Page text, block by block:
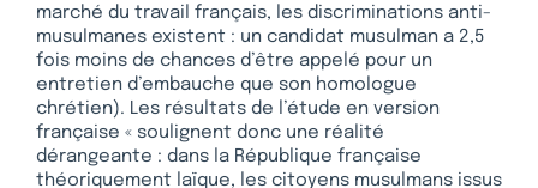
marché du travail français, les discriminations anti-
musulmanes existent : un candidat musulman a 2,5
fois moins de chances d’être appelé pour un
entretien d’embauche que son homologue
chrétien). Les résultats de l’étude en version
française « soulignent donc une réalité
dérangeante : dans la République française
théoriquement laïque, les citoyens musulmans issus